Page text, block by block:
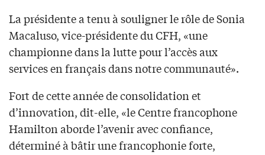
La présidente a tenu à souligner le rôle de Sonia
Macaluso, vice-présidente du CFH, «une
championne dans la lutte pour l’accès aux
services en français dans notre communauté».
Fort de cette année de consolidation et
d’innovation, dit-elle, «le Centre francophone
Hamilton aborde l’avenir avec confiance,
déterminé à bâtir une francophonie forte,